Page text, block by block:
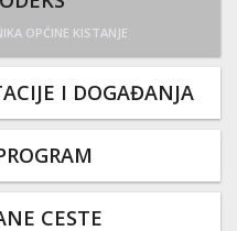
OPĆINE KISTANJE
I DOGAĐANJA
CESTE